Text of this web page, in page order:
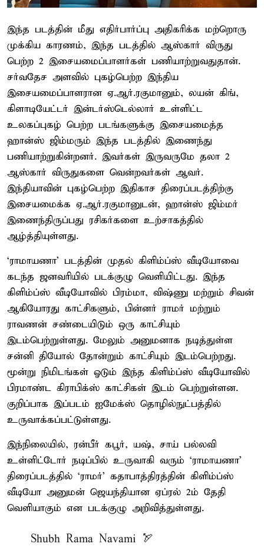
இந்த படத்தின் மீது எதிர்பார்ப்பு அதிகரிக்க மற்றொரு
முக்கிய காரணம், இந்த படத்தில் ஆஸ்கார் விருது
பெற்ற 2 இசையமைப்பாளர்கள் பணியாற்றுவதுதான்.
சர்வதேச அளவில் புகழ்பெற்ற இந்திய
இசையமைப்பாளரான ஏ.ஆர்.ரகுமானும், லயன் கிங்,
கிளாடியேட்டர் இன்டர்ஸ்டெல்லார் உள்ளிட்ட
உலகப்புகழ் பெற்ற படங்களுக்கு இசையமைத்த
ஹான்ஸ் ஜிம்மரும் இந்த படத்தில் இணைந்து
பணியாற்றுகின்றனர். இவர்கள் இருவருமே தலா 2
ஆஸ்கார் விருதுகளை வென்றவர்கள் ஆவர்.
இந்தியாவின் புகழ்பெற்ற இதிகாச திரைப்படத்திற்கு
இசையமைக்க ஏ.ஆர்.ரகுமானுடன், ஹான்ஸ் ஜிம்மர்
இணைந்திருப்பது ரசிகர்களை உற்சாகத்தில்
ஆழ்த்தியுள்ளது.
‘ராமாயணா’ படத்தின் முதல் கிளிம்ப்ஸ் வீடியோவை
கடந்த ஜனவரியில் படக்குழு வெளியிட்டது. இந்த
கிளிம்ப்ஸ் வீடியோவில் பிரம்மா, விஷ்ணு மற்றும் சிவன்
ஆகியோரது காட்சிகளும், பின்னர் ராமர் மற்றும்
ராவணன் சண்டையிடும் ஒரு காட்சியும்
இடம்பெற்றுள்ளது. மேலும் அனுமனாக நடித்துள்ள
சன்னி தியோல் தோன்றும் காட்சியும் இடம்பெற்றது.
மூன்று நிமிடங்கள் ஓடும் இந்த கிளிம்ப்ஸ் வீடியோவில்
பிரமாண்ட கிராபிக்ஸ் காட்சிகள் இடம் பெற்றுள்ளன.
குறிப்பாக இப்படம் ஐமேக்ஸ் தொழில்நுட்பத்தில்
உருவாக்கப்பட்டுள்ளது.
இந்நிலையில், ரன்பீர் கபூர், யஷ், சாய் பல்லவி
உள்ளிட்டோர் நடிப்பில் உருவாகி வரும் ‘ராமாயணா’
திரைப்படத்தில் ‘ராமர்’ கதாபாத்திரத்தின் கிளிம்ப்ஸ்
வீடியோ அனுமன் ஜெயந்தியான ஏப்ரல் 2ம் தேதி
வெளியாகும் என படக்குழு அறிவித்துள்ளது.
Shubh Rama Navami 🏹